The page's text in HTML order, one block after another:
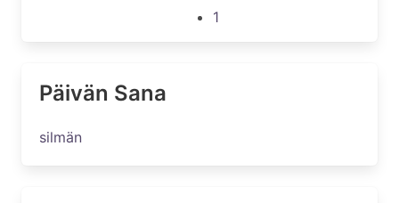
1
Päivän Sana
silmän